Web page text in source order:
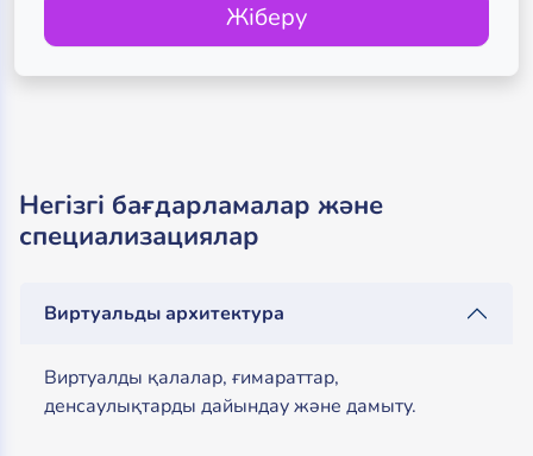
Жіберу
Негізгі бағдарламалар және
специализациялар
Виртуальды архитектура
Виртуалды қалалар, ғимараттар,
денсаулықтарды дайындау және дамыту.